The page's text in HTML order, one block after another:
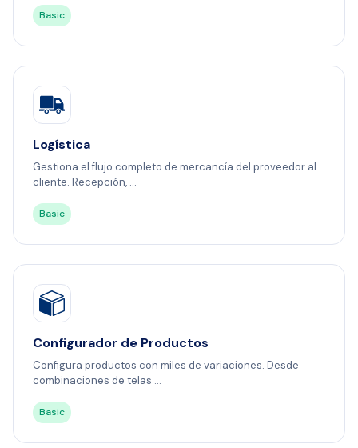
Basic
Logística
Gestiona el flujo completo de mercancía del proveedor al
cliente. Recepción, ...
Basic
Configurador de Productos
Configura productos con miles de variaciones. Desde
combinaciones de telas ...
Basic